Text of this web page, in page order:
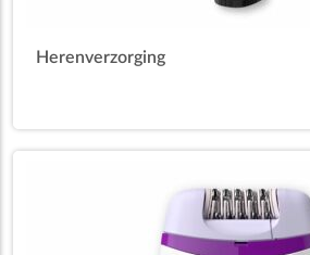
Herenverzorging